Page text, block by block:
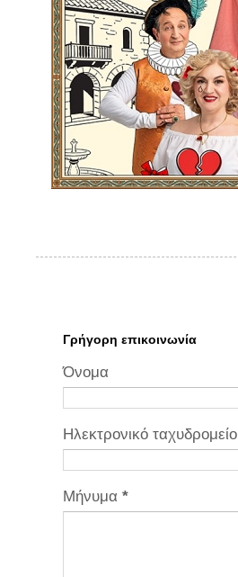
Γρήγορη επικοινωνία
Όνομα
Ηλεκτρονικό ταχυδρομείο
Μήνυμα *